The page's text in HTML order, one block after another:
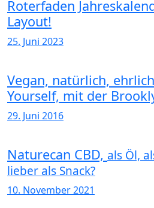
Roterfaden
Layout!
25. Juni 2023
Vegan, natürlich,
Yourself, mit der
29. Juni 2016
Naturecan CBD, als Öl,
lieber als Snack?
10. November 2021